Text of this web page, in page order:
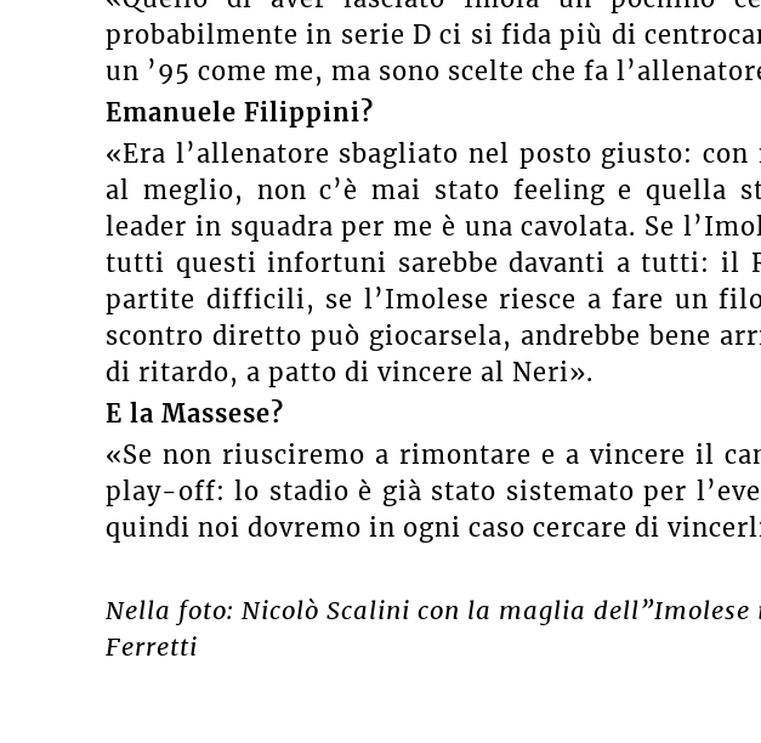
probabilmente in serie D ci si fida più di
un ’95 come me, ma sono scelte che fa
Emanuele Filippini?
«Era l’allenatore sbagliato nel posto giusto:
al meglio, non c’è mai stato feeling e quella
leader in squadra per me è una cavolata. Se
tutti questi infortuni sarebbe davanti a tutti: il
partite difficili, se l’Imolese riesce a fare un
scontro diretto può giocarsela, andrebbe bene
di ritardo, a patto di vincere al Neri».
E la Massese?
«Se non riusciremo a rimontare e a vincere il
play-off: lo stadio è già stato sistemato per
quindi noi dovremo in ogni caso cercare di
Nella foto: Nicolò Scalini con la maglia dell”Imolese
Ferretti